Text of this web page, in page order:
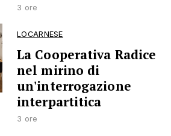
3 ore
LOCARNESE
La Cooperativa Radice
nel mirino di
un'interrogazione
interpartitica
3 ore